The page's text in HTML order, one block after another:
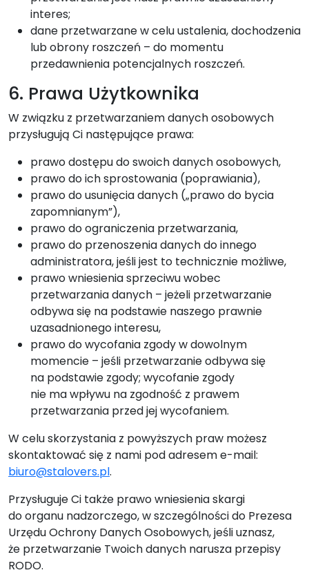
interes;
dane przetwarzane w celu ustalenia, dochodzenia
lub obrony roszczeń – do momentu
przedawnienia potencjalnych roszczeń.
6. Prawa Użytkownika
W związku z przetwarzaniem danych osobowych
przysługują Ci następujące prawa:
prawo dostępu do swoich danych osobowych,
prawo do ich sprostowania (poprawiania),
prawo do usunięcia danych („prawo do bycia
zapomnianym”),
prawo do ograniczenia przetwarzania,
prawo do przenoszenia danych do innego
administratora, jeśli jest to technicznie możliwe,
prawo wniesienia sprzeciwu wobec
przetwarzania danych – jeżeli przetwarzanie
odbywa się na podstawie naszego prawnie
uzasadnionego interesu,
prawo do wycofania zgody w dowolnym
momencie – jeśli przetwarzanie odbywa się
na podstawie zgody; wycofanie zgody
nie ma wpływu na zgodność z prawem
przetwarzania przed jej wycofaniem.
W celu skorzystania z powyższych praw możesz
skontaktować się z nami pod adresem e-mail:
biuro@stalovers.pl.
Przysługuje Ci także prawo wniesienia skargi
do organu nadzorczego, w szczególności do Prezesa
Urzędu Ochrony Danych Osobowych, jeśli uznasz,
że przetwarzanie Twoich danych narusza przepisy
RODO.